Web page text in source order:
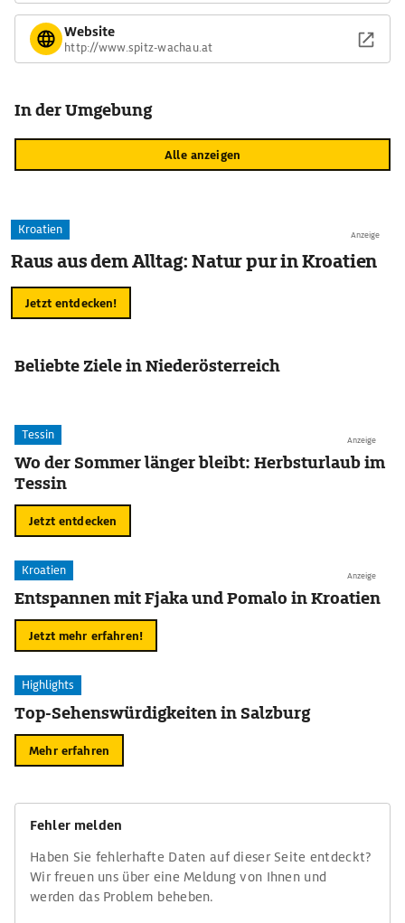
Website
http://www.spitz-wachau.at
In der Umgebung
Alle anzeigen
Anzeige
Kroatien
Raus aus dem Alltag: Natur pur in Kroatien
Jetzt entdecken!
Beliebte Ziele in Niederösterreich
Anzeige
Tessin
Wo der Sommer länger bleibt: Herbsturlaub im
Tessin
Jetzt entdecken
Anzeige
Kroatien
Entspannen mit Fjaka und Pomalo in Kroatien
Jetzt mehr erfahren!
Highlights
Top-Sehenswürdigkeiten in Salzburg
Mehr erfahren
Fehler melden
Haben Sie fehlerhafte Daten auf dieser Seite entdeckt?
Wir freuen uns über eine Meldung von Ihnen und
werden das Problem beheben.